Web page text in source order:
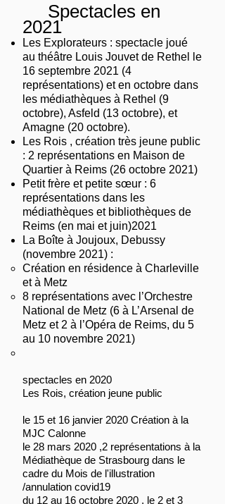
Spectacles en
2021
Les Explorateurs : spectacle joué
au théâtre Louis Jouvet de Rethel le
16 septembre 2021 (4
représentations) et en octobre dans
les médiathèques à Rethel (9
octobre), Asfeld (13 octobre), et
Amagne (20 octobre).
Les Rois , création très jeune public
: 2 représentations en Maison de
Quartier à Reims (26 octobre 2021)
Petit frère et petite sœur : 6
représentations dans les
médiathèques et bibliothèques de
Reims (en mai et juin)2021
La Boîte à Joujoux, Debussy
(novembre 2021) :
Création en résidence à Charleville
et à Metz
8 représentations avec l’Orchestre
National de Metz (6 à L’Arsenal de
Metz et 2 à l’Opéra de Reims, du 5
au 10 novembre 2021)
spectacles en 2020
Les Rois, création jeune public
le 15 et 16 janvier 2020 Création à la
MJC Calonne
le 28 mars 2020 ,2 représentations à la
Médiathèque de Strasbourg dans le
cadre du Mois de l'illustration
/annulation covid19
du 12 au 16 octobre 2020 , le 2 et 3